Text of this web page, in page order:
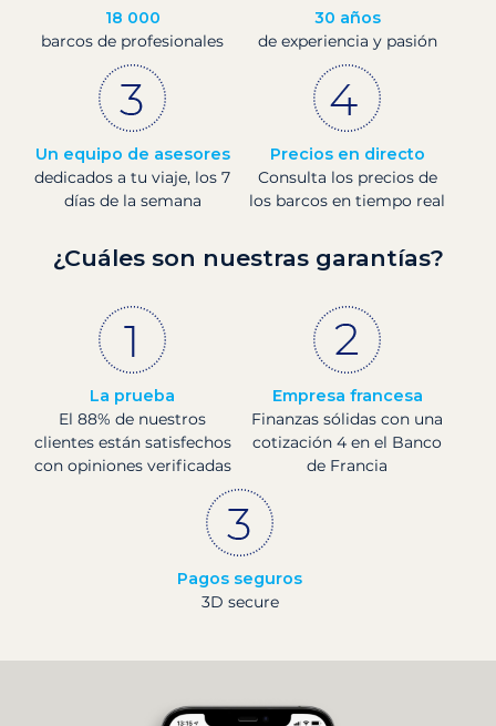
18 000
barcos de profesionales
30 años
de experiencia y pasión
Un equipo de asesores
dedicados a tu viaje, los 7
días de la semana
Precios en directo
Consulta los precios de
los barcos en tiempo real
¿Cuáles son nuestras garantías?
La prueba
El 88% de nuestros
clientes están satisfechos
con opiniones verificadas
Empresa francesa
Finanzas sólidas con una
cotización 4 en el Banco
de Francia
Pagos seguros
3D secure